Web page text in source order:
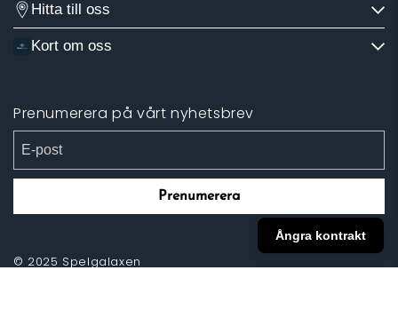
Hitta till oss
Kort om oss
Prenumerera på vårt nyhetsbrev
Prenumerera
© 2025 Spelgalaxen
Ångra kontrakt